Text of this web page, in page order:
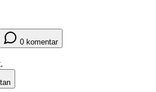
0 komentar